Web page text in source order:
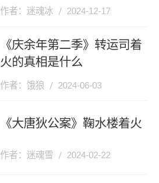
作者：迷魂冰 2024-12-17
《庆余年第二季》转运司着
火的真相是什么
作者：饿狼 2024-06-03
《大唐狄公案》鞠水楼着火
作者：迷魂雪 2024-02-22